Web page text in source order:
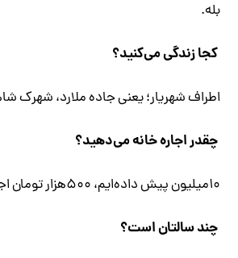
بله.
کجا زندگی می‌کنید؟
اطراف شهریار؛ یعنی جاده ملارد، شهرک
چقدر اجاره خانه می‌دهید؟
۱۰‌میلیون پیش داده‌ایم، ۵۰۰‌هزار تومان اجاره.
چند سالتان است؟